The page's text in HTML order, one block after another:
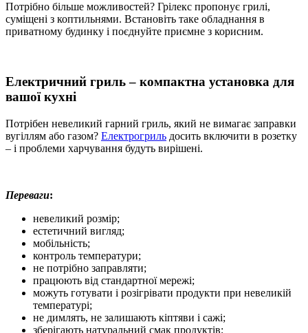
Потрібно більше можливостей? Грілекс пропонує грилі,
суміщені з коптильнями. Встановіть таке обладнання в
приватному будинку і поєднуйте приємне з корисним.
Електричний гриль – компактна установка для
вашої кухні
Потрібен невеликий гарний гриль, який не вимагає заправки
вугіллям або газом? Електрогриль досить включити в розетку
– і проблеми харчування будуть вирішені.
Переваги:
невеликий розмір;
естетичний вигляд;
мобільність;
контроль температури;
не потрібно заправляти;
працюють від стандартної мережі;
можуть готувати і розігрівати продукти при невеликій
температурі;
не димлять, не залишають кіптяви і сажі;
зберігають натуральний смак продуктів;